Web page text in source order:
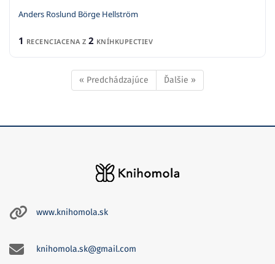
Anders Roslund Börge Hellström
1 RECENCIACENA Z 2 KNÍHKUPECTIEV
« Predchádzajúce Ďalšie »
www.knihomola.sk
knihomola.sk@gmail.com